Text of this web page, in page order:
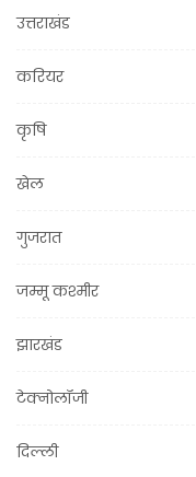
उत्तराखंड
करियर
कृषि
खेल
गुजरात
जम्मू कश्मीर
झारखंड
टेक्नोलॉजी
दिल्ली